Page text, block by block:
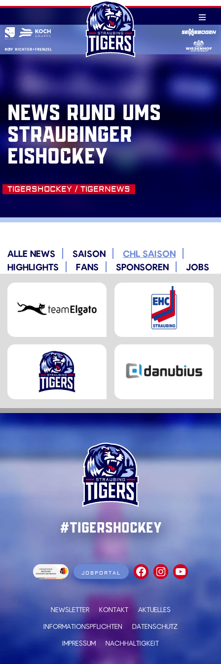
Skip
content
NEWS RUND UMS
STRAUBINGER
EISHOCKEY
TIGERSHOCKEY / TIGERNEWS
ALLE NEWS SAISON
CHL SAISON
HIGHLIGHTS
FANS SPONSOREN JOBS
#TigersHockey
JOBPORTAL
NEWSLETTER KONTAKT
AKTUELLES
INFORMATIONSPFLICHTEN
DATENSCHUTZ
IMPRESSUM
NACHHALTIGKEIT